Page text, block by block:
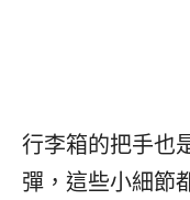
行李箱的把手也
彈，這些小細節